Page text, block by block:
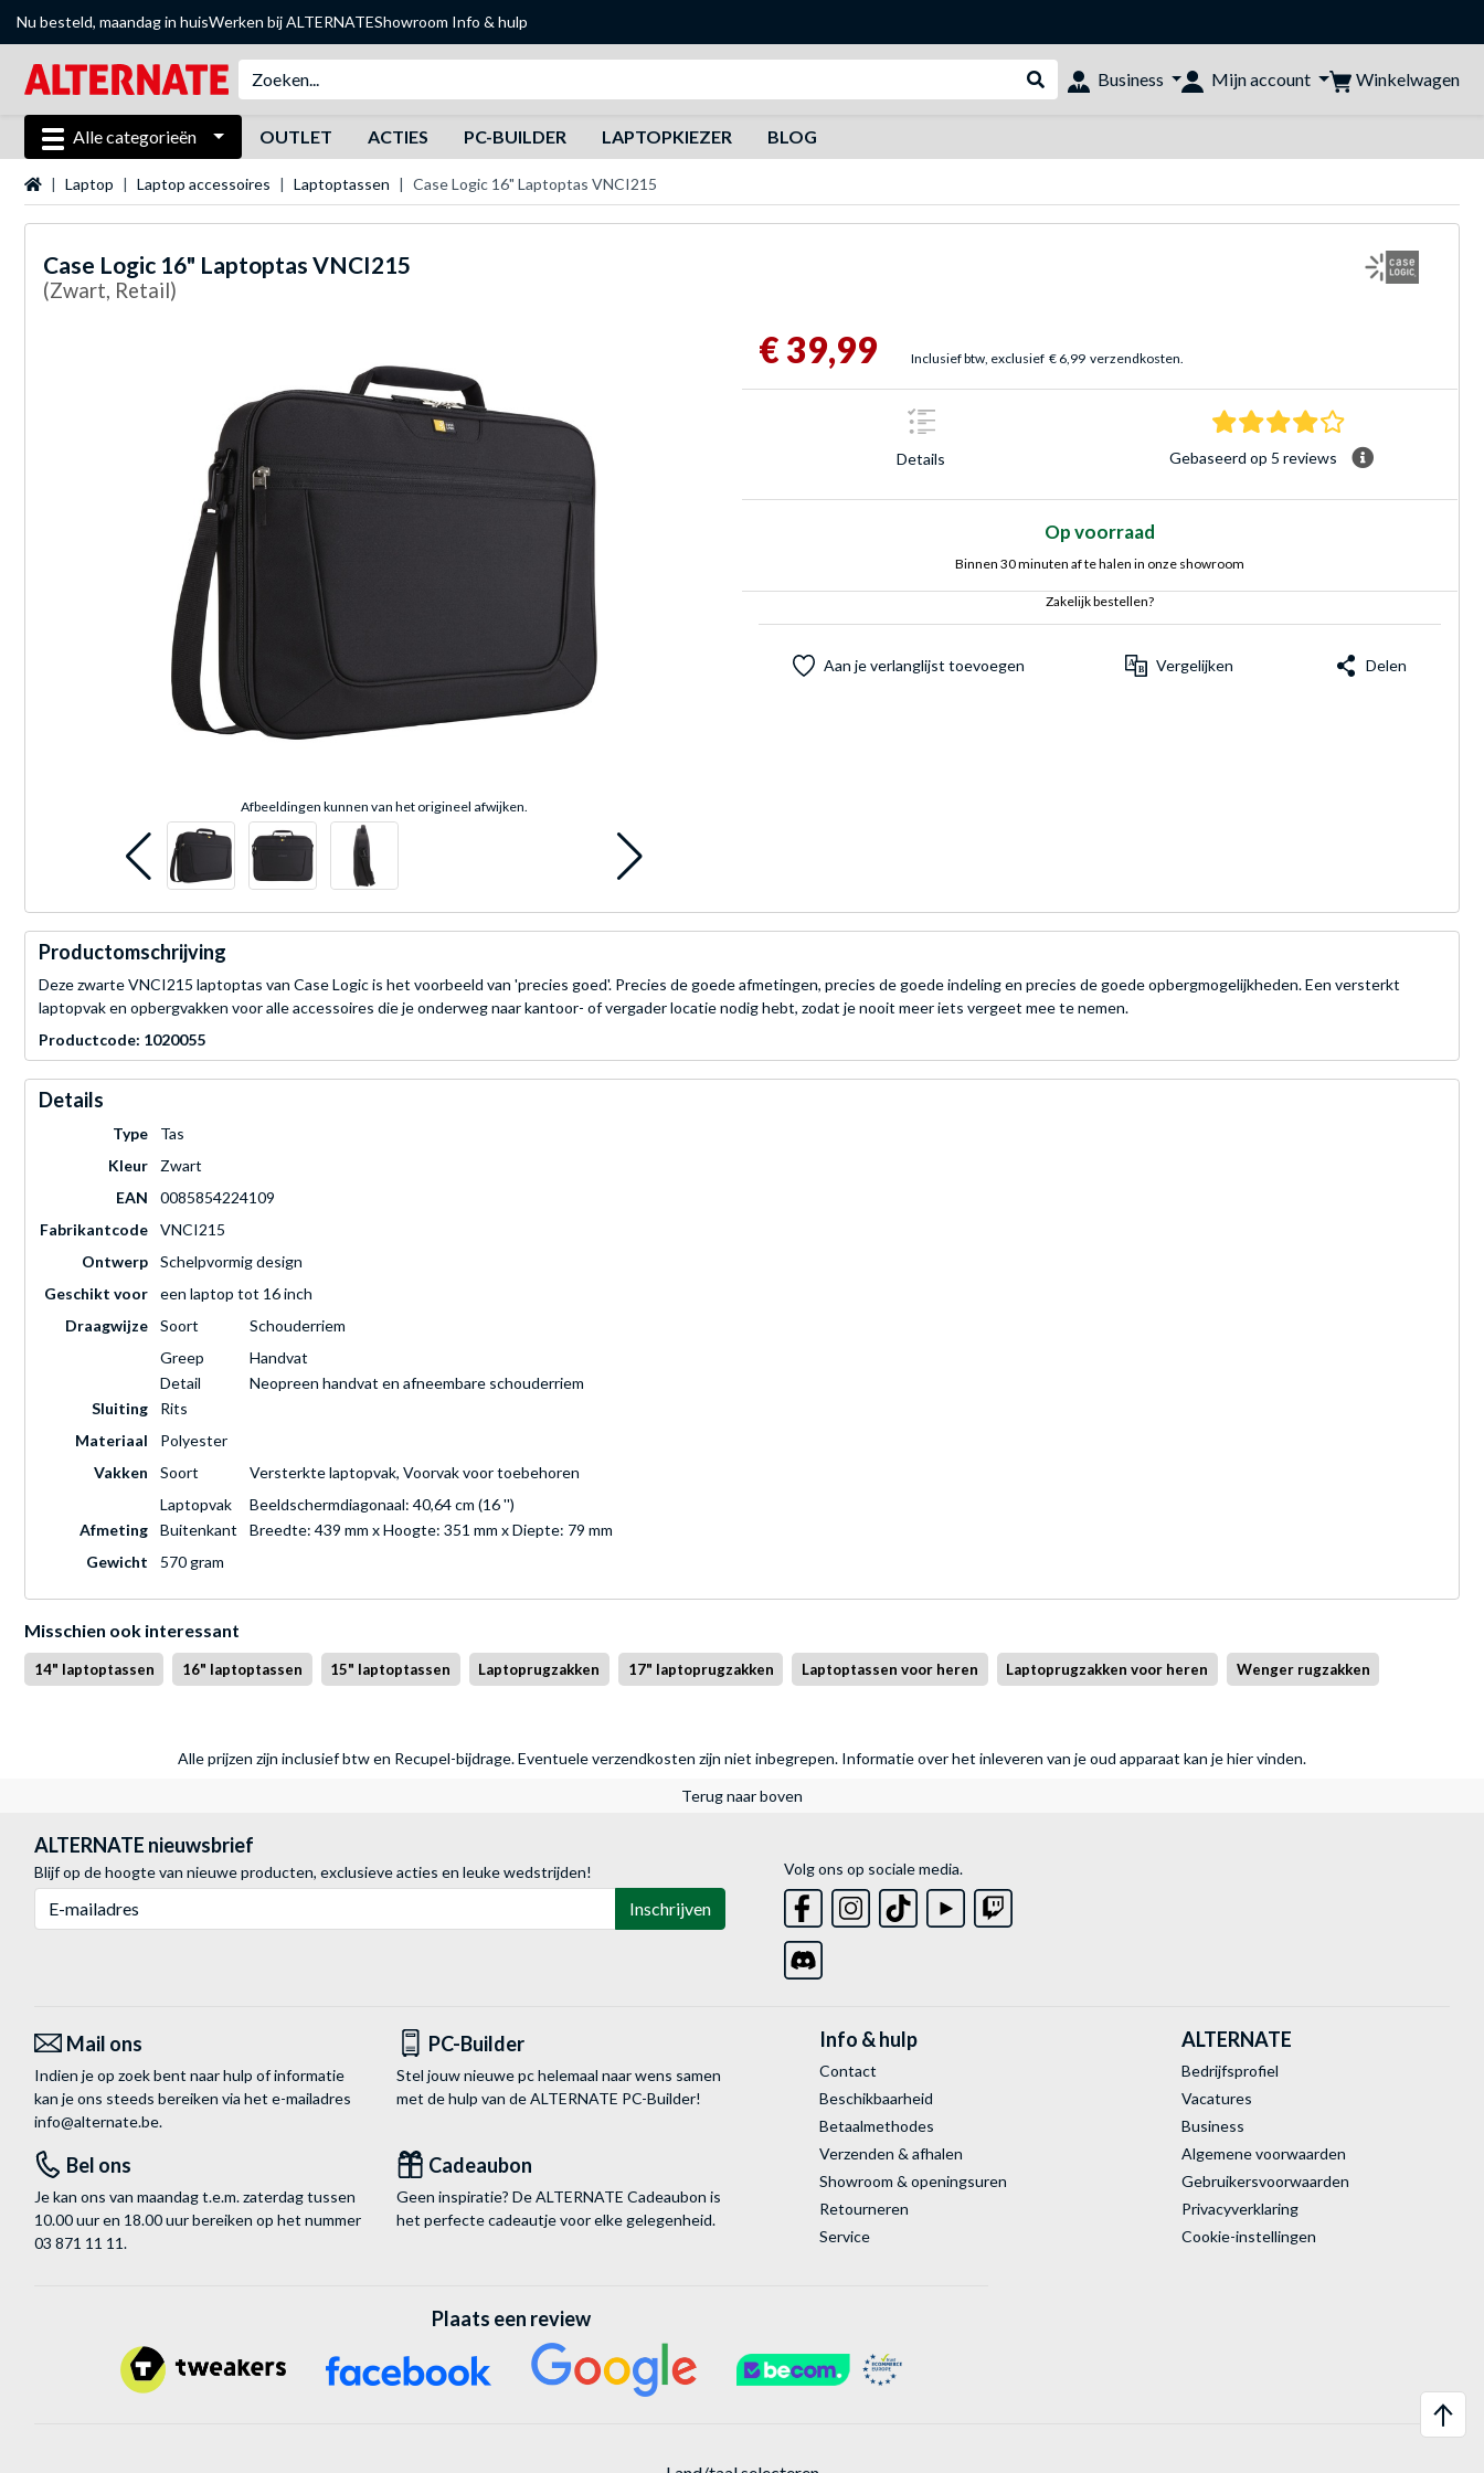
Nu besteld, maandag in huisWerken bij ALTERNATEShowroom Info & hulp
Webshop doorzoeken
Business Mijn account Winkelwagen
Alle categorieën OUTLET ACTIES PC-BUILDER LAPTOPKIEZER BLOG
Startpagina
Laptop Laptop accessoires Laptoptassen Case Logic 16" Laptoptas VNCI215
Case Logic 16" Laptoptas VNCI215
(Zwart, Retail)
Afbeeldingen kunnen van het origineel afwijken.
€ 39,99 Inclusief btw, exclusief € 6,99 verzendkosten.
Details
4.2 sterren
Gebaseerd op 5 reviews
Op voorraad
Binnen 30 minuten af te halen in onze showroom
Zakelijk bestellen?
Aan je verlanglijst toevoegen Vergelijken Delen
Productomschrijving
Deze zwarte VNCI215 laptoptas van Case Logic is het voorbeeld van 'precies goed'. Precies de goede afmetingen, precies de goede indeling en precies de goede opbergmogelijkheden. Een versterkt
laptopvak en opbergvakken voor alle accessoires die je onderweg naar kantoor- of vergader locatie nodig hebt, zodat je nooit meer iets vergeet mee te nemen.
Productcode: 1020055
Details
Type
Tas
Kleur
Zwart
EAN
0085854224109
Fabrikantcode
VNCI215
Ontwerp
Schelpvormig design
Geschikt voor
een laptop tot 16 inch
Draagwijze
Soort
Schouderriem
Greep
Handvat
Detail
Neopreen handvat en afneembare schouderriem
Sluiting
Rits
Materiaal
Polyester
Vakken
Soort
Versterkte laptopvak, Voorvak voor toebehoren
Laptopvak
Beeldschermdiagonaal: 40,64 cm (16 '')
Afmeting
Buitenkant
Breedte: 439 mm x Hoogte: 351 mm x Diepte: 79 mm
Gewicht
570 gram
Misschien ook interessant
14" laptoptassen 16" laptoptassen 15" laptoptassen Laptoprugzakken 17" laptoprugzakken Laptoptassen voor heren Laptoprugzakken voor heren Wenger rugzakken
Alle prijzen zijn inclusief btw en Recupel-bijdrage. Eventuele verzendkosten zijn niet inbegrepen. Informatie over het inleveren van je oud apparaat kan je hier vinden.
Terug naar boven
ALTERNATE nieuwsbrief
Blijf op de hoogte van nieuwe producten, exclusieve acties en leuke wedstrijden!
Inschrijven
Volg ons op sociale media.
Mail ons
Indien je op zoek bent naar hulp of informatie
kan je ons steeds bereiken via het e-mailadres
info@alternate.be.
PC-Builder
Stel jouw nieuwe pc helemaal naar wens samen
met de hulp van de ALTERNATE PC-Builder!
Bel ons
Je kan ons van maandag t.e.m. zaterdag tussen
10.00 uur en 18.00 uur bereiken op het nummer
03 871 11 11.
Cadeaubon
Geen inspiratie? De ALTERNATE Cadeaubon is
het perfecte cadeautje voor elke gelegenheid.
Info & hulp
Contact
Beschikbaarheid
Betaalmethodes
Verzenden & afhalen
Showroom & openingsuren
Retourneren
Service
ALTERNATE
Bedrijfsprofiel
Vacatures
Business
Algemene voorwaarden
Gebruikersvoorwaarden
Privacyverklaring
Cookie-instellingen
Plaats een review